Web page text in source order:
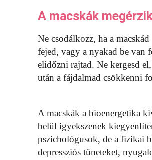
A macskák
Ne csodálkozz, ha a
fejed, vagy a nyakad be van
elidőzni rajtad. Ne kergesd
után a fájdalmad csökkenni
A macskák a bioenergetika
belül igyekszenek
pszichológusok, de a fizikai
depressziós tüneteket,